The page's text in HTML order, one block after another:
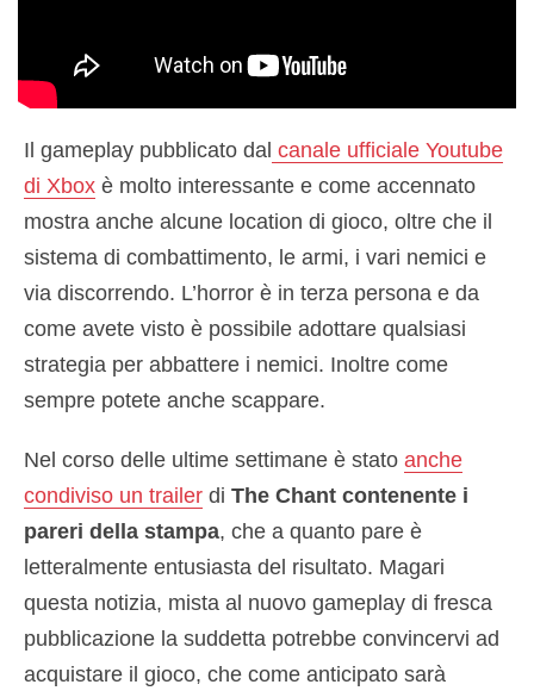
Il gameplay pubblicato dal canale ufficiale Youtube
di Xbox è molto interessante e come accennato
mostra anche alcune location di gioco, oltre che il
sistema di combattimento, le armi, i vari nemici e
via discorrendo. L’horror è in terza persona e da
come avete visto è possibile adottare qualsiasi
strategia per abbattere i nemici. Inoltre come
sempre potete anche scappare.
Nel corso delle ultime settimane è stato anche
condiviso un trailer di The Chant contenente i
pareri della stampa, che a quanto pare è
letteralmente entusiasta del risultato. Magari
questa notizia, mista al nuovo gameplay di fresca
pubblicazione la suddetta potrebbe convincervi ad
acquistare il gioco, che come anticipato sarà